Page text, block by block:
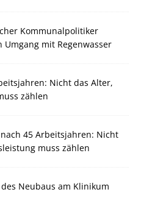
Kommunalpolitiker
mit Regenwasser
Nicht das Alter,
zählen
45 Arbeitsjahren: Nicht
muss zählen
Neubaus am Klinikum